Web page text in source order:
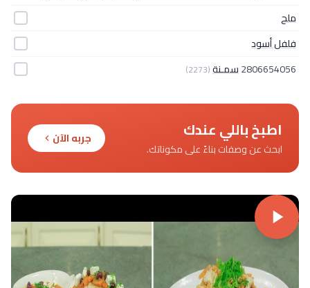
ملح
فلفل أسود
2806654056سمـنة(2273)
اطبخ باللي عندك
ابحث عن وصفات بناءً على مكوناتك.
جربه الآن